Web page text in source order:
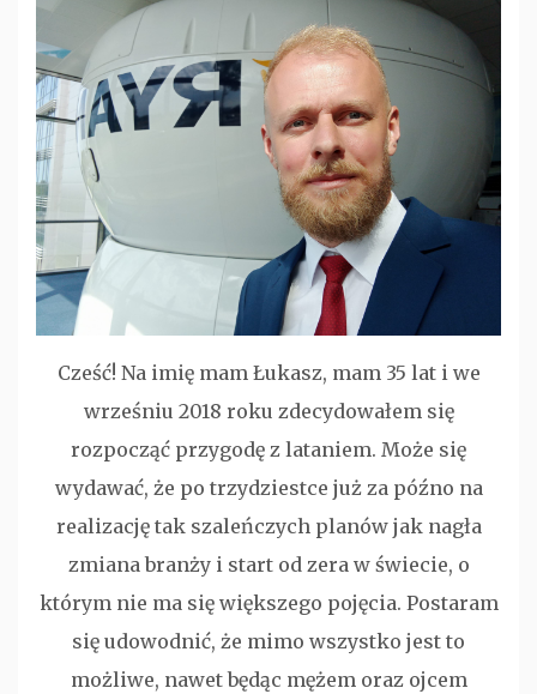
Cześć! Na imię mam Łukasz, mam 35 lat i we
wrześniu 2018 roku zdecydowałem się
rozpocząć przygodę z lataniem. Może się
wydawać, że po trzydziestce już za późno na
realizację tak szaleńczych planów jak nagła
zmiana branży i start od zera w świecie, o
którym nie ma się większego pojęcia. Postaram
się udowodnić, że mimo wszystko jest to
możliwe, nawet będąc mężem oraz ojcem